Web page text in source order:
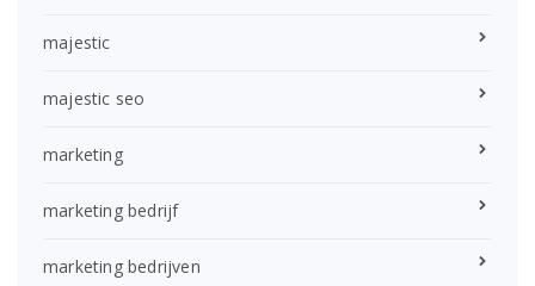
majestic
majestic seo
marketing
marketing bedrijf
marketing bedrijven